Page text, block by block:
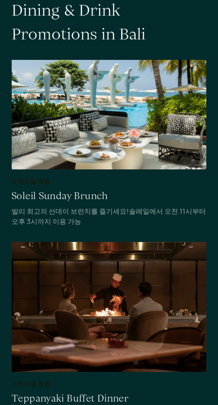
Dining &Drink
Promotions inBali
무한리필 체험
Soleil Sunday Brunch
발리 최고의 선데이 브런치를 즐기세요!솔레일에서 오전 11시부터
오후 3시까지 이용 가능
무한리필 체험
Teppanyaki Buffet Dinner